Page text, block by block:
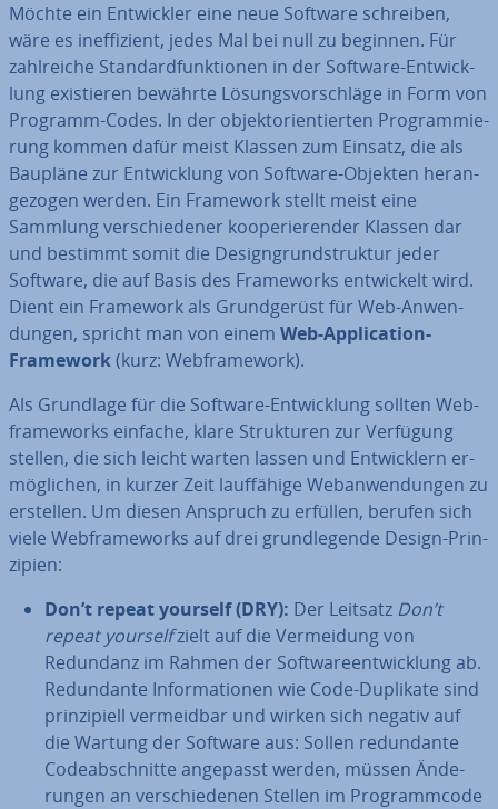
Möchte ein Ent­wick­ler eine neue Software schreiben,
wäre es in­ef­fi­zi­ent, jedes Mal bei null zu beginnen. Für
zahl­rei­che Stan­dard­funk­tio­nen in der Software-Ent­wick­
lung exis­tie­ren bewährte Lö­sungs­vor­schlä­ge in Form von
Programm-Codes. In der ob­jekt­ori­en­tier­ten Pro­gram­mie­
rung kommen dafür meist Klassen zum Einsatz, die als
Baupläne zur Ent­wick­lung von Software-Objekten her­an­
ge­zo­gen werden. Ein Framework stellt meist eine
Sammlung ver­schie­de­ner ko­ope­rie­ren­der Klassen dar
und bestimmt somit die De­sign­grund­struk­tur jeder
Software, die auf Basis des Frame­works ent­wi­ckelt wird.
Dient ein Framework als Grund­ge­rüst für Web-An­wen­
dun­gen, spricht man von einem Web-Ap­pli­ca­ti­on-
Framework(kurz: Web­frame­work).
Als Grundlage für die Software-Ent­wick­lung sollten Web­
frame­works einfache, klare Struk­tu­ren zur Verfügung
stellen, die sich leicht warten lassen und Ent­wick­lern er­
mög­li­chen, in kurzer Zeit lauf­fä­hi­ge Web­an­wen­dun­gen zu
erstellen. Um diesen Anspruch zu erfüllen, berufen sich
viele Web­frame­works auf drei grund­le­gen­de Design-Prin­
zi­pi­en:
Don’t repeat yourself (DRY): Der Leitsatz Don’t
repeat yourselfzielt auf die Ver­mei­dung von
Redundanz im Rahmen der Soft­ware­ent­wick­lung ab.
Red­un­dan­te In­for­ma­tio­nen wie Code-Duplikate sind
prin­zi­pi­ell ver­meid­bar und wirken sich negativ auf
die Wartung der Software aus: Sollen red­un­dan­te
Code­ab­schnit­te angepasst werden, müssen Än­de­
run­gen an ver­schie­de­nen Stellen im Pro­gramm­code